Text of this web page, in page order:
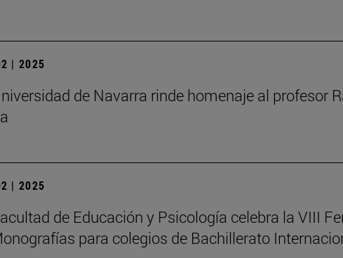
| 2025
de Navarra rinde homenaje al profesor
| 2025
de Educación y Psicología celebra la VIII
para colegios de Bachillerato